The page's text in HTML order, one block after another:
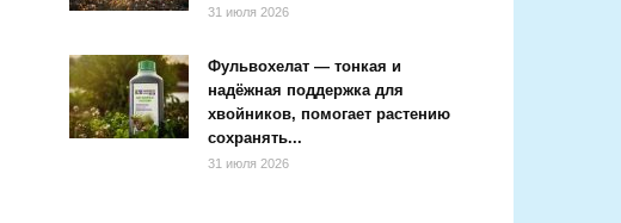
31 июля 2026
Фульвохелат — тонкая и
надёжная поддержка для
хвойников, помогает растению
сохранять...
31 июля 2026